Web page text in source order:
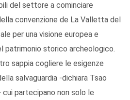
del settore a cominciare
convenzione de La Valletta del
per una visione europea e
patrimonio storico archeologico.
sappia cogliere le esigenze
salvaguardia -dichiara Tsao
partecipano non solo le